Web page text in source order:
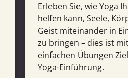
Erleben Sie, wie Yoga
helfen kann, Seele,
Geist mitein­ander in
zu bringen – dies ist
einfachen Übungen
Yoga-Einführung.